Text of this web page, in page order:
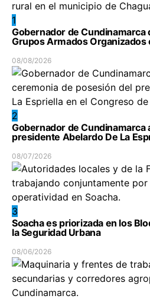
1
Gobernador de Cundinamarca
Grupos Armados Organizados
08/08/2026
2
Gobernador de Cundinamarca
presidente Abelardo De La
08/07/2026
3
Soacha es priorizada en los
la Seguridad Urbana
08/06/2026